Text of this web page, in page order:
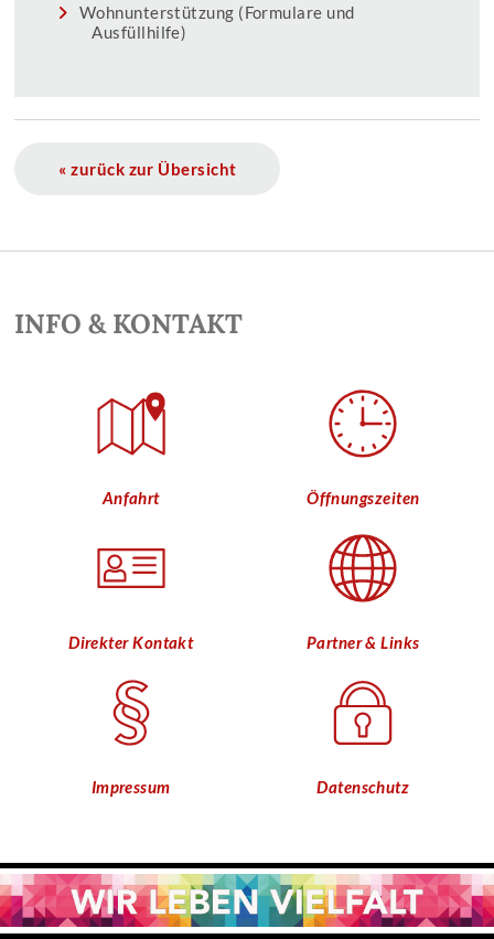
Wohnunterstützung (Formulare und
Ausfüllhilfe)
« zurück zur Übersicht
INFO & KONTAKT
Anfahrt Öffnungszeiten
Direkter Kontakt Partner & Links
Impressum Datenschutz